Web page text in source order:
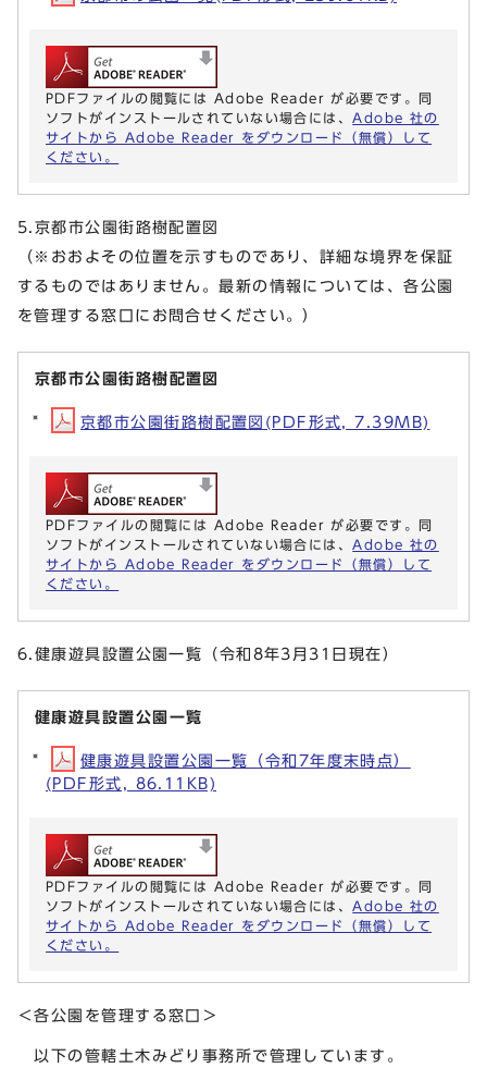
PDFファイルの閲覧には Adobe Reader が必要です。同
ソフトがインストールされていない場合には、 Adobe 社の
サイトから Adobe Reader をダウンロード（無償）して
ください。
5.京都市公園街路樹配置図
（※おおよその位置を示すものであり、詳細な境界を保証
するものではありません。最新の情報については、各公園
を管理する窓口にお問合せください。）
京都市公園街路樹配置図
京都市公園街路樹配置図(PDF形式, 7.39MB)
PDFファイルの閲覧には Adobe Reader が必要です。同
ソフトがインストールされていない場合には、 Adobe 社の
サイトから Adobe Reader をダウンロード（無償）して
ください。
6.健康遊具設置公園一覧（令和8年3月31日現在）
健康遊具設置公園一覧
健康遊具設置公園一覧（令和7年度末時点）
(PDF形式, 86.11KB)
PDFファイルの閲覧には Adobe Reader が必要です。同
ソフトがインストールされていない場合には、 Adobe 社の
サイトから Adobe Reader をダウンロード（無償）して
ください。
＜各公園を管理する窓口＞
以下の管轄土木みどり事務所で管理しています。